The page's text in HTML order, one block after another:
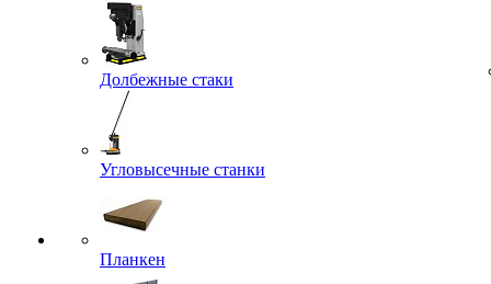
Долбежные стаки
Угловысечные станки
Планкен